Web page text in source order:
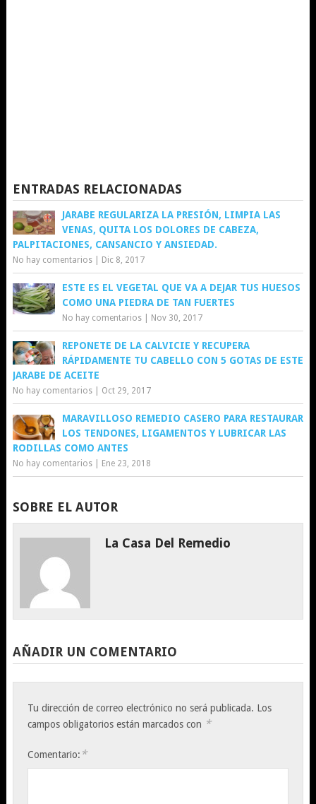
ENTRADAS RELACIONADAS
JARABE REGULARIZA LA PRESIÓN, LIMPIA LAS
VENAS, QUITA LOS DOLORES DE CABEZA,
PALPITACIONES, CANSANCIO Y ANSIEDAD.
No hay comentarios| Dic 8, 2017
ESTE ES EL VEGETAL QUE VA A DEJAR TUS HUESOS
COMO UNA PIEDRA DE TAN FUERTES
No hay comentarios| Nov 30, 2017
REPONETE DE LA CALVICIE Y RECUPERA
RÁPIDAMENTE TU CABELLO CON 5 GOTAS DE ESTE
JARABE DE ACEITE
No hay comentarios| Oct 29, 2017
MARAVILLOSO REMEDIO CASERO PARA RESTAURAR
LOS TENDONES, LIGAMENTOS Y LUBRICAR LAS
RODILLAS COMO ANTES
No hay comentarios| Ene 23, 2018
SOBRE EL AUTOR
La Casa Del Remedio
AÑADIR UN COMENTARIO
Tu dirección de correo electrónico no será publicada. Los
campos obligatorios están marcados con *
Comentario: *